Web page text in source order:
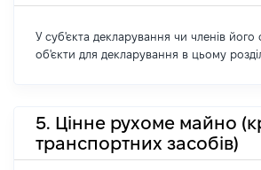
У суб'єкта декларування чи членів його
об'єкти для декларування в цьому
5. Цінне рухоме майно
транспортних засобів)